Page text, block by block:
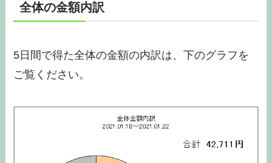
全体の金額内訳
5日間で得た全体の金額の内訳は、下のグラフを
ご覧ください。